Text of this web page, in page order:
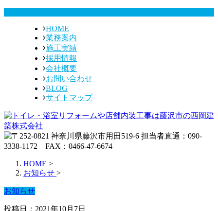
HOME
業務案内
施工実績
採用情報
会社概要
お問い合わせ
BLOG
サイトマップ
HOME >
お知らせ >
お知らせ
投稿日：2021年10月7日